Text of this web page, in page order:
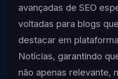
avançadas de SEO
voltadas para blogs
destacar em
Notícias, garantindo
não apenas relevante,